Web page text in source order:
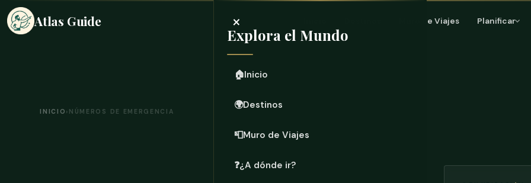
Atlas Guide Muro de Viajes Planificar
×
Explora el Mundo
🏠Inicio
🌍Destinos
📮Muro de Viajes
❓¿A dónde ir?
INICIO › NÚMEROS DE EMERGENCIA